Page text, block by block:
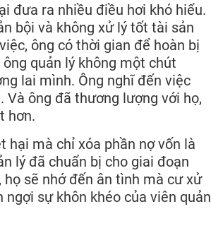
đưa ra nhiều điều hơi khó hiểu.
bội và không xử lý tốt tài sản
ông có thời gian để hoàn bị
quản lý không một chút
lai mình. Ông nghĩ đến việc
ông đã thương lượng với họ,
hơn.
hại mà chỉ xóa phần nợ vốn là
lý đã chuẩn bị cho giai đoạn
sẽ nhớ đến ân tình mà cư xử
sự khôn khéo của viên quản